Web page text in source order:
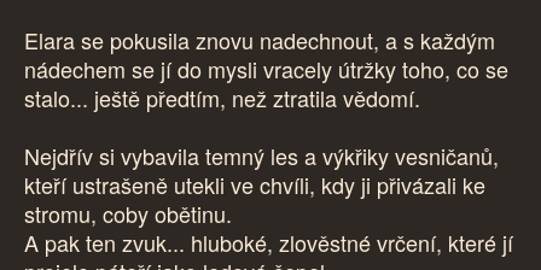
Elara se pokusila znovu nadechnout, a s každým
nádechem se jí do mysli vracely útržky toho, co se
stalo... ještě předtím, než ztratila vědomí.
Nejdřív si vybavila temný les a výkřiky vesničanů,
kteří ustrašeně utekli ve chvíli, kdy ji přivázali ke
stromu, coby obětinu.
A pak ten zvuk... hluboké, zlověstné vrčení, které jí